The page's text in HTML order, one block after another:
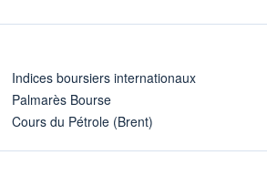
Indices boursiers internationaux
Palmarès Bourse
Cours du Pétrole (Brent)